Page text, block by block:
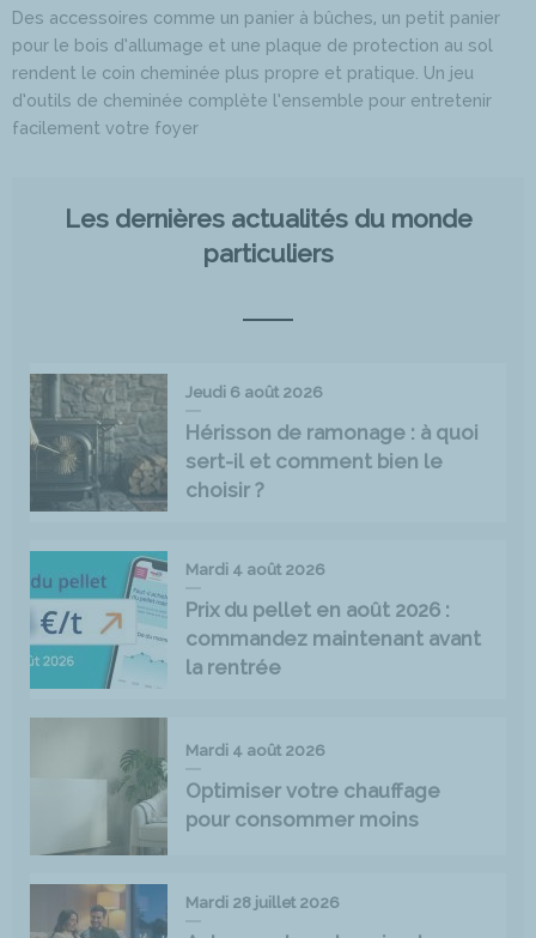
Des accessoires comme un panier à bûches, un petit panier
pour le bois d’allumage et une plaque de protection au sol
rendent le coin cheminée plus propre et pratique. Un jeu
d’outils de cheminée complète l’ensemble pour entretenir
facilement votre foyer
Les dernières actualités du monde
particuliers
Jeudi 6 août 2026
Hérisson de ramonage : à quoi
sert-il et comment bien le
choisir ?
Mardi 4 août 2026
Prix du pellet en août 2026 :
commandez maintenant avant
la rentrée
Mardi 4 août 2026
Optimiser votre chauffage
pour consommer moins
Mardi 28 juillet 2026